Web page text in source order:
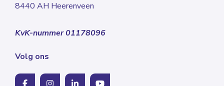
8440 AH Heerenveen
KvK-nummer 01178096
Volg ons